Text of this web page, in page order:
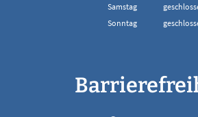
Samstag
Sonntag